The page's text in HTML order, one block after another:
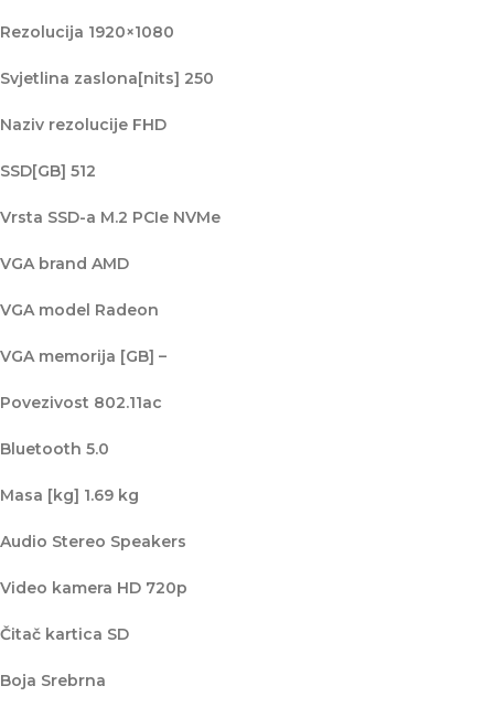
Rezolucija 1920×1080
Svjetlina zaslona[nits] 250
Naziv rezolucije FHD
SSD[GB] 512
Vrsta SSD-a M.2 PCIe NVMe
VGA brand AMD
VGA model Radeon
VGA memorija [GB] –
Povezivost 802.11ac
Bluetooth 5.0
Masa [kg] 1.69 kg
Audio Stereo Speakers
Video kamera HD 720p
Čitač kartica SD
Boja Srebrna